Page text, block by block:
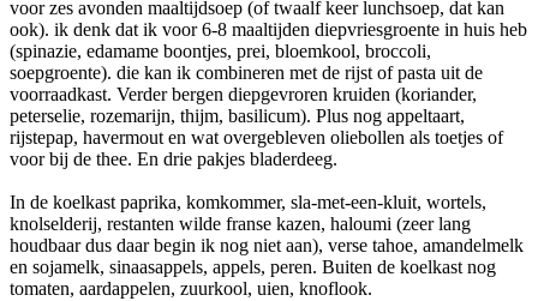
voor zes avonden maaltijdsoep (of twaalf keer lunchsoep, dat kan
ook). ik denk dat ik voor 6-8 maaltijden diepvriesgroente in huis heb
(spinazie, edamame boontjes, prei, bloemkool, broccoli,
soepgroente). die kan ik combineren met de rijst of pasta uit de
voorraadkast. Verder bergen diepgevroren kruiden (koriander,
peterselie, rozemarijn, thijm, basilicum). Plus nog appeltaart,
rijstepap, havermout en wat overgebleven oliebollen als toetjes of
voor bij de thee. En drie pakjes bladerdeeg.
In de koelkast paprika, komkommer, sla-met-een-kluit, wortels,
knolselderij, restanten wilde franse kazen, haloumi (zeer lang
houdbaar dus daar begin ik nog niet aan), verse tahoe, amandelmelk
en sojamelk, sinaasappels, appels, peren. Buiten de koelkast nog
tomaten, aardappelen, zuurkool, uien, knoflook.